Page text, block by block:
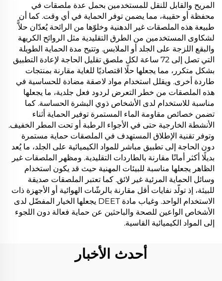
المريح والقابل للنقل للمستخدمين بحمل عدة ملصقات في
محفظة أو حقيبة، مما يضمن توفر الحماية في أي وقت. كما أن
طبيعة هذه الملصقات غير الدهنية وخلوّها من الرائحة يُعدّان حلاًّ
لشكاوى المستخدمين من الطرق التقليدية مثل الروائح الكريهة
والبقع اللزجة على الجلد أو الملابس. وتتيح مدة الحماية الطويلة
التي تصل إلى 72 ساعة لكل ملصق تقليل الحاجة لإعادة التطبيق
بشكل متكرر، مما يجعلها حلًا اقتصاديًا للغاية مقارنة بمنتجات
طاردة أخرى. ويقلل استخدام مواد لاصقة مضادة للحساسية في
هذه الملصقات من خطر التعرض لردود فعل جلدية، ما يجعلها
مناسبة للاستخدام لدى الأشخاص ذوي البشرة الحساسة. كما
تضمن خصائص مقاومة الماء المستمرة توفير الحماية أثناء
الأنشطة الخارجية حتى في الأجواء الرطبة أو تحت المطر الخفيف.
وتوفر تقنية الإطلاق المستهدف في الملصقات حماية مستمرة
دون الحاجة إلى تطبيق مباشر للمواد الكيميائية على الجلد، ما يُعد
بديلًا أكثر أمانًا مقارنة بالطاردات التقليدية. ومظهر الملصقات غير
الظاهر يجعلها مناسبة للبيئات المهنية حيث قد يكون استخدام
وسائل الحماية المرئية غير لائق. كما تعتبر الملصقات صديقة
للبيئة، إذ تولّد نفايات أقل مقارنة بالرشّات الهوائية أو الأجهزة ذات
الاستخدام الواحد. وغياب مادة DEET يجعلها الخيار المفضّل لدى
الأشخاص الواعين للصحة والباحثين عن حماية فعالة دون اللجوء
إلى المواد الكيميائية القاسية.
أحدث الأخبار